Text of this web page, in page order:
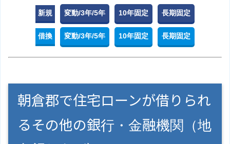
新規 変動/3年/5年 10年固定 長期固定
借換 変動/3年/5年 10年固定 長期固定
朝倉郡で住宅ローンが借りられ
るその他の銀行・金融機関（地